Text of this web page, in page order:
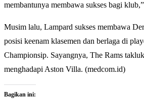
membantunya membawa sukses bagi
Musim lalu, Lampard sukses membawa
posisi keenam klasemen dan berlaga di
Championsip. Sayangnya, The Rams
menghadapi Aston Villa. (medcom.id)
Bagikan ini: